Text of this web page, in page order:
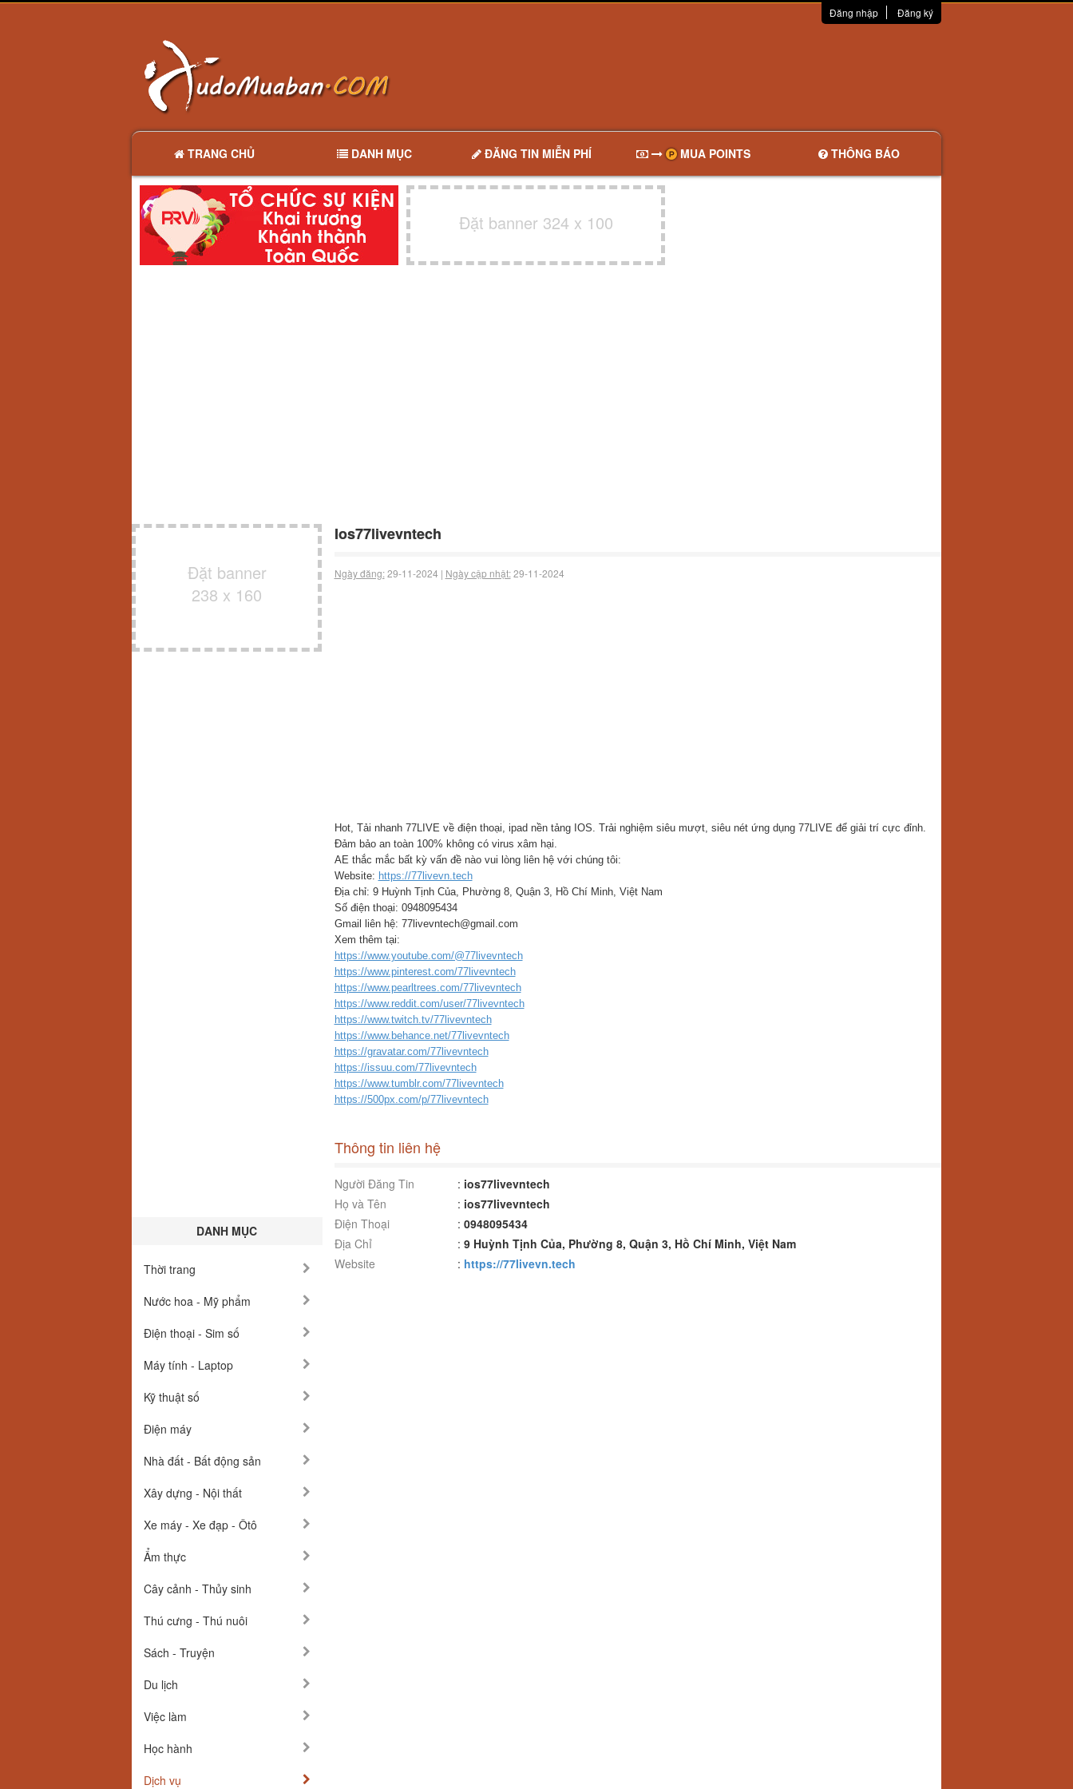
Đăng nhập Đăng ký
TRANG CHỦ DANH MỤC ĐĂNG TIN MIỄN PHÍ MUA POINTS THÔNG BÁO
Đặt banner 324 x 100
Đặt banner
238 x 160
DANH MỤC
Thời trang
Nước hoa - Mỹ phẩm
Điện thoại - Sim số
Máy tính - Laptop
Kỹ thuật số
Điện máy
Nhà đất - Bất động sản
Xây dựng - Nội thất
Xe máy - Xe đạp - Ôtô
Ẩm thực
Cây cảnh - Thủy sinh
Thú cưng - Thú nuôi
Sách - Truyện
Du lịch
Việc làm
Học hành
Dịch vụ
Ios77livevntech
Ngày đăng:29-11-2024 | Ngày cập nhật:29-11-2024
Hot, Tải nhanh 77LIVE về điện thoại, ipad nền tảng IOS. Trải nghiệm siêu mượt, siêu nét ứng dụng 77LIVE để giải trí cực đỉnh.
Đảm bảo an toàn 100% không có virus xâm hại.
AE thắc mắc bất kỳ vấn đề nào vui lòng liên hệ với chúng tôi:
Website: https://77livevn.tech
Địa chỉ: 9 Huỳnh Tịnh Của, Phường 8, Quận 3, Hồ Chí Minh, Việt Nam
Số điện thoại: 0948095434
Gmail liên hệ: 77livevntech@gmail.com
Xem thêm tại:
https://www.youtube.com/@77livevntech
https://www.pinterest.com/77livevntech
https://www.pearltrees.com/77livevntech
https://www.reddit.com/user/77livevntech
https://www.twitch.tv/77livevntech
https://www.behance.net/77livevntech
https://gravatar.com/77livevntech
https://issuu.com/77livevntech
https://www.tumblr.com/77livevntech
https://500px.com/p/77livevntech
Thông tin liên hệ
Người Đăng Tin : ios77livevntech
Họ và Tên
: ios77livevntech
Điện Thoại
: 0948095434
Địa Chỉ
: 9 Huỳnh Tịnh Của, Phường 8, Quận 3, Hồ Chí Minh, Việt Nam
Website
: https://77livevn.tech